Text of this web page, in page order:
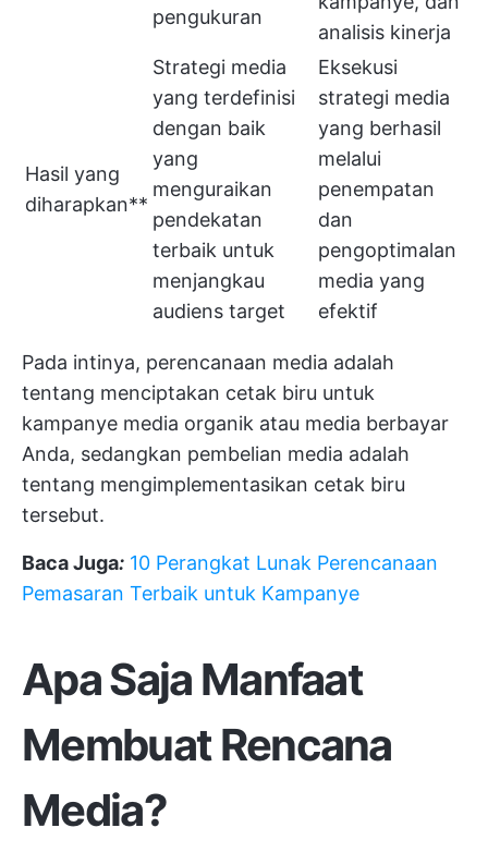
pengukuran
analisis kinerja
Hasil yang
diharapkan**
Strategi media
yang terdefinisi
dengan baik
yang
menguraikan
pendekatan
terbaik untuk
menjangkau
audiens target
Eksekusi
strategi media
yang berhasil
melalui
penempatan
dan
pengoptimalan
media yang
efektif
Pada intinya, perencanaan media adalah
tentang menciptakan cetak biru untuk
kampanye media organik atau media berbayar
Anda, sedangkan pembelian media adalah
tentang mengimplementasikan cetak biru
tersebut.
Baca Juga: 10 Perangkat Lunak Perencanaan
Pemasaran Terbaik untuk Kampanye
Apa Saja Manfaat
Membuat Rencana
Media?